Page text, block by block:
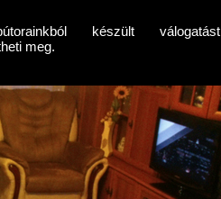
készült válogatást
meg.